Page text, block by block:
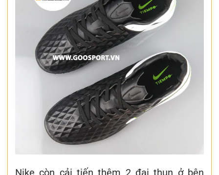
Nike còn cải tiến thêm 2 đai thun ở bên